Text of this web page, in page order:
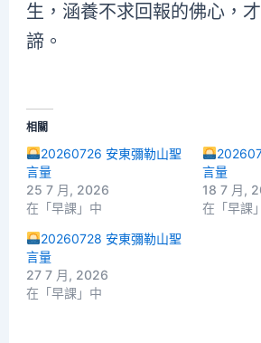
生，涵養不求回報的佛心，
諦。
相關
20260726 安東彌勒山聖
言量
25 7 月, 2026
在「早課」中
言量
18 7 月,
在「早課
20260728 安東彌勒山聖
言量
27 7 月, 2026
在「早課」中